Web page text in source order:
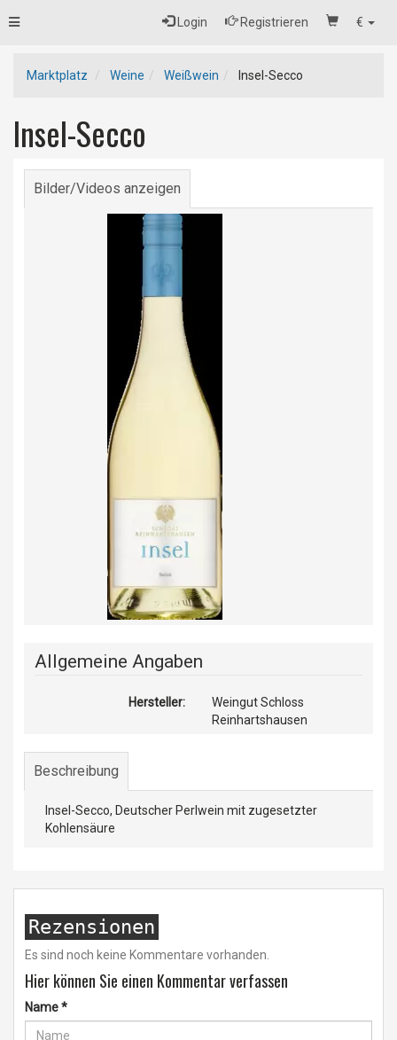
€
Login Registrieren
Toggle
Marktplatz Weine Weißwein Insel-Secco
Insel-Secco
Bilder/Videos anzeigen
Allgemeine Angaben
Hersteller:
Weingut Schloss
Reinhartshausen
Beschreibung
Insel-Secco, Deutscher Perlwein mit zugesetzter
Kohlensäure
Rezensionen
Es sind noch keine Kommentare vorhanden.
Hier können Sie einen Kommentar verfassen
Name*